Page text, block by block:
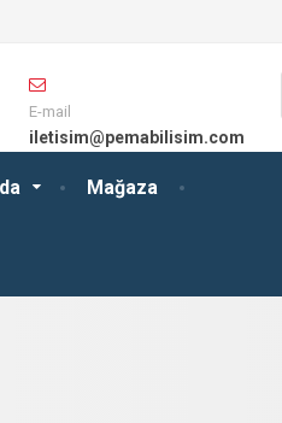
Mağaza
E-mail
iletisim@pemabilisim.com